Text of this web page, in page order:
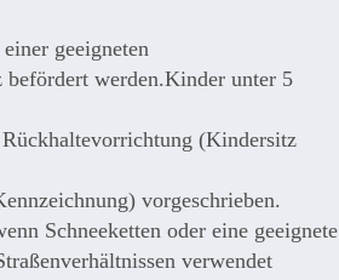
geeigneten
werden.Kinder unter 5
(Kindersitz
vorgeschrieben.
Schneeketten oder eine geeignete
verwendet